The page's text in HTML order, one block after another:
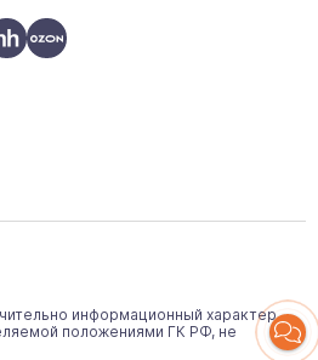
информационный характер.
положениями ГК РФ, не